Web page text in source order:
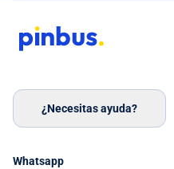
¿Necesitas ayuda?
Whatsapp